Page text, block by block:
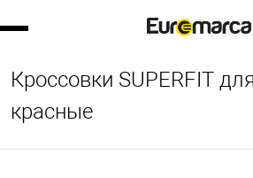
Кроссовки SUPERFIT
красные